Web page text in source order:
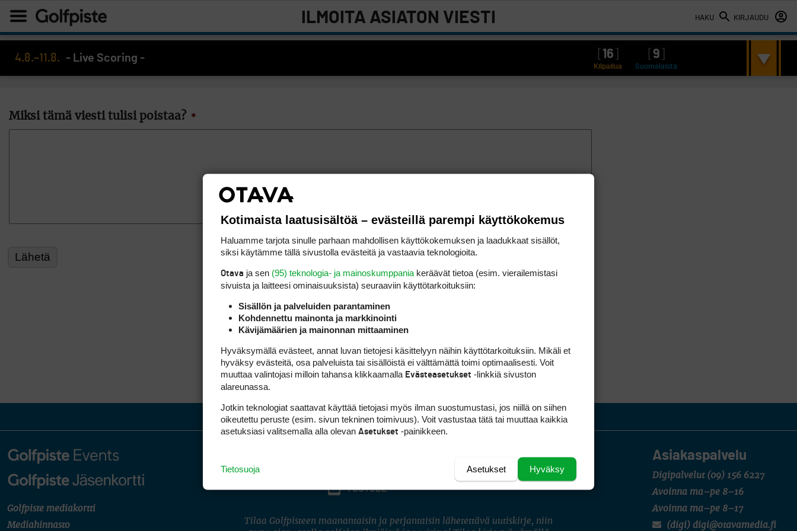
HAKU KIRJAUDU
ILMOITA ASIATON VIESTI
4.8.–11.8. - Live Scoring - 16 9
Kilpailua Suomalaista
Miksi tämä viesti tulisi poistaa? *
Golfpiste mediakortti
Mediahinnasto
Asiakaspalvelu
Digipalvelut (09) 156 6227
Avoinna ma–pe 8–16
Avoinna ma–pe 8–17
(digi) digi@otavamedia.fi
INSTAGRAM
YOUTUBE
Tilaa Golfpisteen maanantaisin ja perjantaisin lähetettävä uutiskirje, niin
Kotimaista laatusisältöä – evästeillä parempi käyttökokemus
Haluamme tarjota sinulle parhaan mahdollisen käyttökokemuksen ja laadukkaat sisällöt,
siksi käytämme tällä sivustolla evästeitä ja vastaavia teknologioita.
Otava ja sen (95) teknologia- ja mainoskumppania keräävät tietoa (esim. vierailemis­tasi
sivuista ja laitteesi ominaisuuk­sista) seuraaviin käyttötarkoituksiin:
Sisällön ja palveluiden parantaminen
Kohdennettu mainonta ja markkinointi
Kävijämäärien ja mainonnan mittaaminen
Hyväksymällä evästeet, annat luvan tietojesi käsittelyyn näihin käyttötarkoituksiin. Mikäli et
hyväksy evästeitä, osa palveluista tai sisällöistä ei välttämättä toimi optimaalisesti. Voit
muuttaa valintojasi milloin tahansa klikkaamalla Evästeasetukset -linkkiä sivuston
alareunassa.
Jotkin teknologiat saattavat käyttää tietojasi myös ilman suostumustasi, jos niillä on siihen
oikeutettu peruste (esim. sivun tekninen toimivuus). Voit vastustaa tätä tai muuttaa kaikkia
asetuksiasi valitsemalla alla olevan Asetukset -painikkeen.
Hyväksy
Asetukset
Tietosuoja